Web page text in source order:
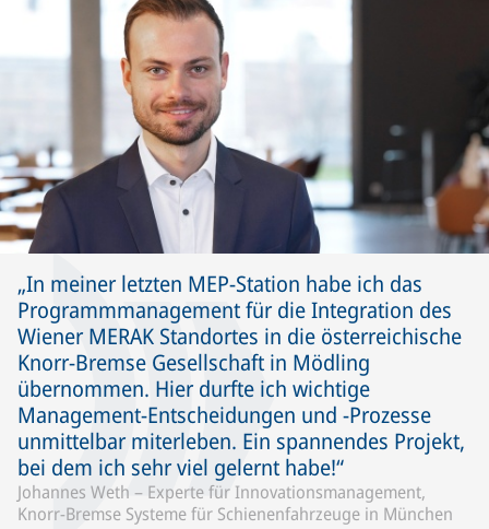
In meiner letzten MEP-Station habe ich das
Programmmanagement für die Integration des
Wiener MERAK Standortes in die österreichische
Knorr-Bremse Gesellschaft in Mödling
übernommen. Hier durfte ich wichtige
Management-Entscheidungen und -Prozesse
unmittelbar miterleben. Ein spannendes Projekt,
bei dem ich sehr viel gelernt habe!
Johannes Weth – Experte für Innovationsmanagement,
Knorr-Bremse Systeme für Schienenfahrzeuge in München